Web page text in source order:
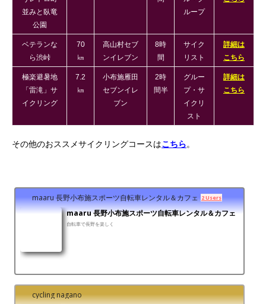
並みと臥竜
公園
ループ
ベテランな
ら渋峠
70
㎞
高山村セブ
ンイレブン
8時
間
サイク
リスト
詳細は
こちら
極楽避暑地
「雷滝」サ
イクリング
7.2
㎞
小布施雁田
セブンイレ
ブン
2時
間半
グルー
プ・サ
イクリ
スト
詳細は
こちら
その他のおススメサイクリングコースはこちら。
maaru 長野小布施スポーツ自転車レンタル＆カフェ 2 Users
maaru 長野小布施スポーツ自転車レンタル＆カフェ
自転車で長野を楽しく
cycling nagano